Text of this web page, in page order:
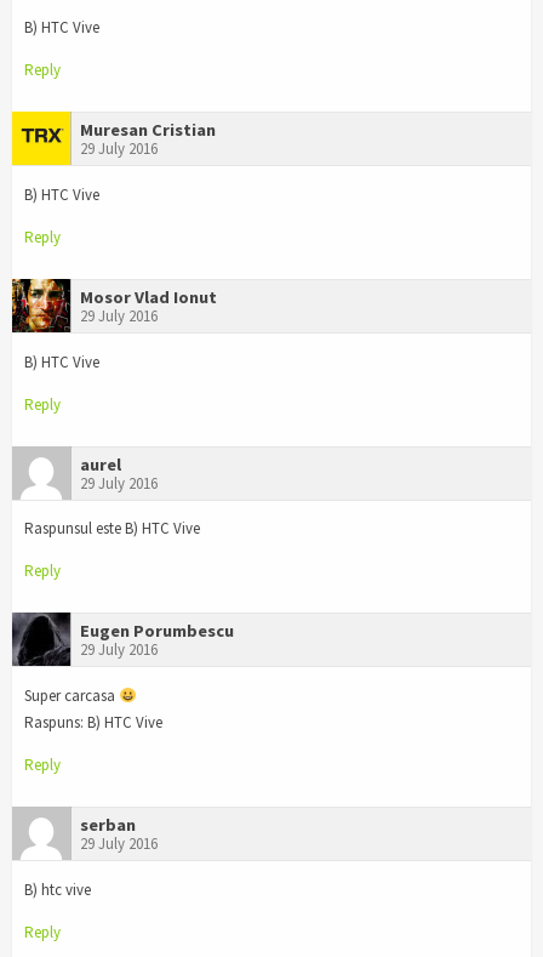
B) HTC Vive
Reply
Muresan Cristian
29 July 2016
B) HTC Vive
Reply
Mosor Vlad Ionut
29 July 2016
B) HTC Vive
Reply
aurel
29 July 2016
Raspunsul este B) HTC Vive
Reply
Eugen Porumbescu
29 July 2016
Super carcasa
Raspuns: B) HTC Vive
Reply
serban
29 July 2016
B) htc vive
Reply